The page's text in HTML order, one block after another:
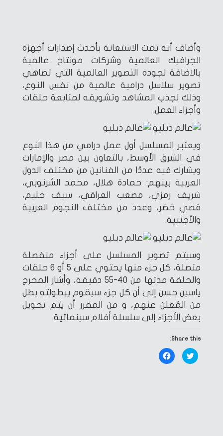
وأضاف أنه تمت الاستعانة بأحدث إصدارات أجهزة
الجرافيك العالمية وشركات مونتاج عالمية
بالاضافة لجودة التصوير العالمية التي تضاهي
تصوير سلاسل درامية عالمية من نفس النوع،
وذلك لجذب المشاهد وتشويقه لمتابعة حلقات
وأجزاء العمل.
ويعتبر المسلسل أول عمل درامي من هذا النوع
في الشرق الأوسط، بالتعاون بين مصر والإمارات
ويشارك فيه عددًا من الفنانين من مختلف الدول
العربية بينهم: حمادة هلال، محمد الشرنوبي،
شريف رمزي، مصعب العراقي، سيف حليم،
قصي خضر، وعدد من مختلف النجوم العربية
والأجنبية.
وسيتم تصوير المسلسل على أجزاء منفصلة
متصلة، كل جزء منها يحتوي على 5 أو 6 حلقات
والحلقة مدتها من 40-55 دقيقة، وأشار المخرج
ياسين حسن إلى أن كل جزء سيقوم ببطولته بطل
من المُعلن عنهم، و من المقرر أن يتم تحويل
بعض الأجزاء إلى سلسلة أفلام سينمائية.
Share this:
Click
to
share
Click
to